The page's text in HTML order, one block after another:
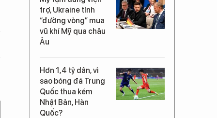
trợ, Ukraine tính
“đường vòng” mua
vũ khí Mỹ qua châu
Âu
Hơn 1,4 tỷ dân, vì
sao bóng đá Trung
Quốc thua kém
Nhật Bản, Hàn
Quốc?